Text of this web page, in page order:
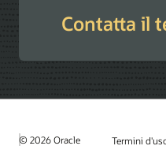
Contatta il
© 2026 Oracle Termini